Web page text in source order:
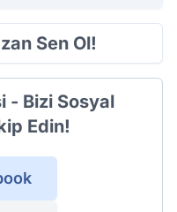
Sen Ol!
- Bizi Sosyal
Edin!